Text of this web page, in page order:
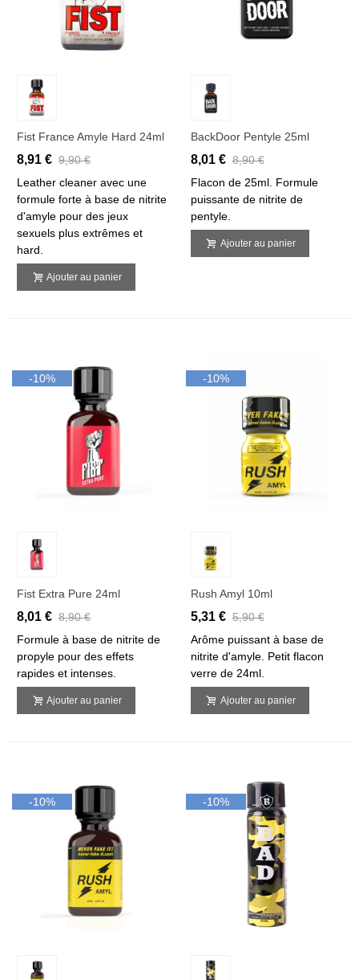
Fist France Amyle Hard 24ml
8,91 € 9,90 €
Leather cleaner avec une
formule forte à base de nitrite
d'amyle pour des jeux
sexuels plus extrêmes et
hard.
Ajouter au panier
BackDoor Pentyle 25ml
8,01 € 8,90 €
Flacon de 25ml. Formule
puissante de nitrite de
pentyle.
Ajouter au panier
-10%
Fist Extra Pure 24ml
8,01 € 8,90 €
Formule à base de nitrite de
propyle pour des effets
rapides et intenses.
Ajouter au panier
-10%
Rush Amyl 10ml
5,31 € 5,90 €
Arôme puissant à base de
nitrite d'amyle. Petit flacon
verre de 24ml.
Ajouter au panier
-10% -10%